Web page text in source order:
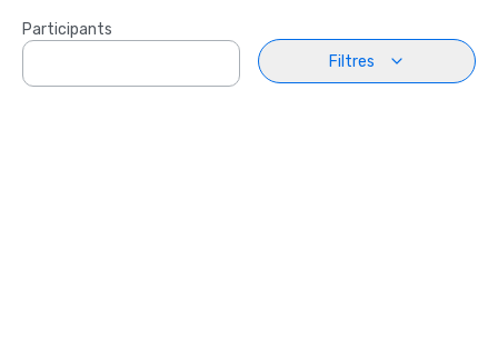
Participants
Filtres